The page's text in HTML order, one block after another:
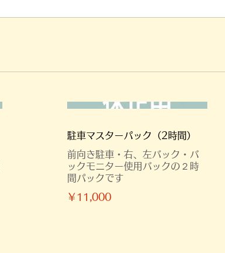
駐車マスターパック（2時間）
前向き駐車・右、左バック・バ
ックモニター使用バックの２時
間パックです
￥11,000